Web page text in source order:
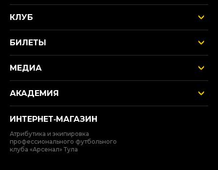
КЛУБ
БИЛЕТЫ
МЕДИА
АКАДЕМИЯ
ИНТЕРНЕТ‑МАГАЗИН
Атрибутика и экипировка
профессионального футбольного
клуба «Арсенал» Тула